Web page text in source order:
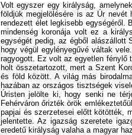
Volt egyszer egy királyság,
földjük megjelölésére is az Úr nevét
rendezett élet legkisebb egységéről.
mindenség koronája volt ez a
egységét pedig, az égből alászállott
hogy végül egylényegűvé váltak
ragyogott. Ez volt az egyetlen fénylő
holt összetartozott, mert a Szent
és föld között. A világ más
hazában az országos tisztségek
Úristen jelölte ki, hogy senki ne
Fehérváron őrizték örök
papjai és szerzetesei előtt kötötték,
jelentette. Az igazság szeretete
eredetű királyság valaha a magyar